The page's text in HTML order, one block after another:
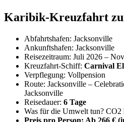
Karibik-Kreuzfahrt
Abfahrtshafen: Jacksonville
Ankunftshafen: Jacksonville
Reisezeitraum: Juli 2026 –
Kreuzfahrt-Schiff: Carnival
Verpflegung: Vollpension
Route: Jacksonville –
Jacksonville
Reisedauer: 6 Tage
Was für die Umwelt tun? CO2